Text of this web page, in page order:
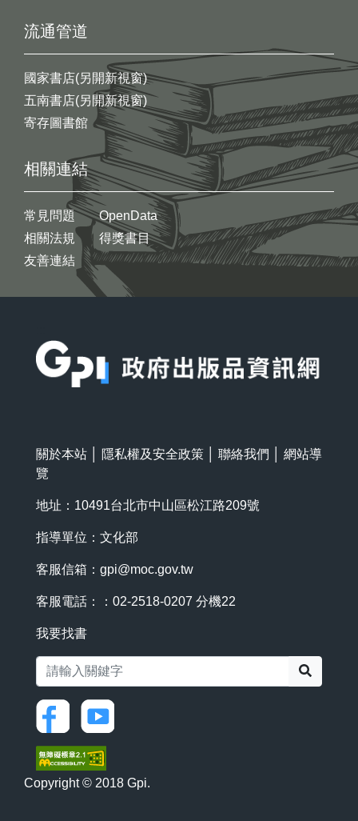
流通管道
國家書店(另開新視窗)
五南書店(另開新視窗)
寄存圖書館
相關連結
常見問題
相關法規
友善連結
OpenData
得獎書目
關於本站 隱私權及安全政策 聯絡我們
網站導
覽
地址：10491台北市中山區松江路209號
指導單位：文化部
客服信箱： gpi@moc.gov.tw
客服電話：：02-2518-0207 分機22
我要找書
Copyright © 2018 Gpi.